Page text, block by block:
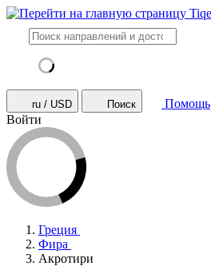
ru / USD Поиск
Помощь
Войти
Греция
Фира
Акротири